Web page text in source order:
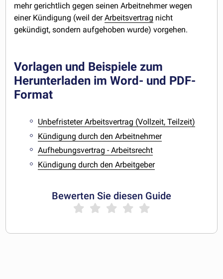
mehr gerichtlich gegen seinen Arbeitnehmer wegen
einer Kündigung (weil derArbeitsvertrag nicht
gekündigt, sondern aufgehoben wurde) vorgehen.
Vorlagen und Beispiele zum
Herunterladen im Word- und PDF-
Format
Unbefristeter Arbeitsvertrag (Vollzeit, Teilzeit)
Kündigung durch den Arbeitnehmer
Aufhebungsvertrag - Arbeitsrecht
Kündigung durch den Arbeitgeber
Bewerten Sie diesen Guide